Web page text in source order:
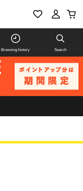
Browsing history Search